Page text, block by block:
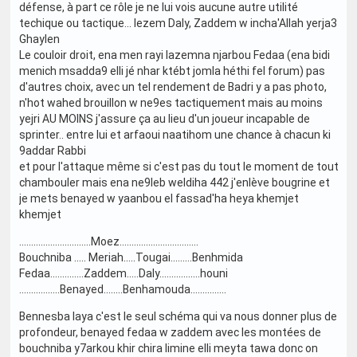
défense, à part ce rôle je ne lui vois aucune autre utilité
techique ou tactique... lezem Daly, Zaddem w incha'Allah yerja3
Ghaylen
Le couloir droit, ena men rayi lazemna njarbou Fedaa (ena bidi
menich msadda9 elli jé nhar ktébt jomla héthi fel forum) pas
d'autres choix, avec un tel rendement de Badri y a pas photo,
n'hot wahed brouillon w ne9es tactiquement mais au moins
yejri AU MOINS j'assure ça au lieu d'un joueur incapable de
sprinter.. entre lui et arfaoui naatihom une chance à chacun ki
9addar Rabbi
et pour l'attaque même si c'est pas du tout le moment de tout
chambouler mais ena ne9leb weldiha 442 j'enlève bougrine et
je mets benayed w yaanbou el fassad'ha heya khemjet
khemjet
..............................Moez.................................
Bouchniba ..... Meriah.....Tougai.........Benhmida
Fedaa..............Zaddem.....Daly.................houni
.................Benayed........Benhamouda...............
Bennesba laya c'est le seul schéma qui va nous donner plus de
profondeur, benayed fedaa w zaddem avec les montées de
bouchniba y7arkou khir chira limine elli meyta tawa donc on